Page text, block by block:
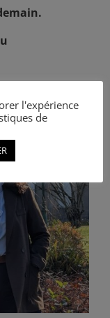
l'expérience
de